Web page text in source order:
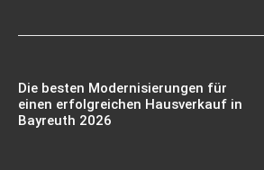
Die besten Modernisierungen für
einen erfolgreichen Hausverkauf in
Bayreuth 2026